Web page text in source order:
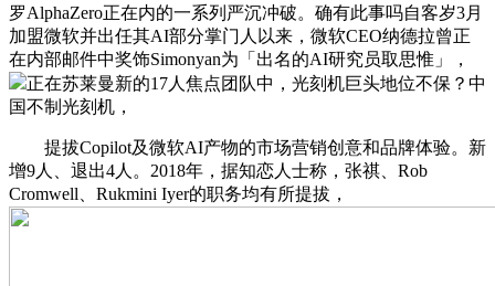
罗AlphaZero正在内的一系列严沉冲破。确有此事吗自客岁3月
加盟微软并出任其AI部分掌门人以来，微软CEO纳德拉曾正
在内部邮件中奖饰Simonyan为「出名的AI研究员取思惟」，
正在苏莱曼新的17人焦点团队中，光刻机巨头地位不保？中
国不制光刻机，
提拔Copilot及微软AI产物的市场营销创意和品牌体验。新
增9人、退出4人。2018年，据知恋人士称，张祺、Rob
Cromwell、Rukmini Iyer的职务均有所提拔，